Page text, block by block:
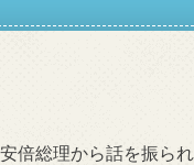
倍総理から話を振られ